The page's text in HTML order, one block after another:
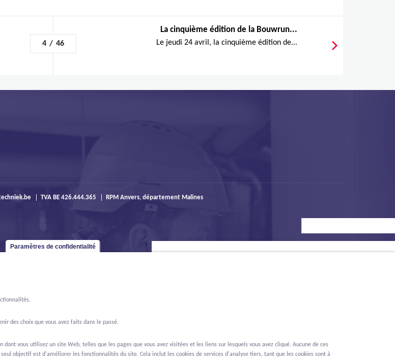
4 / 46
La cinquième édition de la Bouwrun...
Le jeudi 24 avril, la cinquième édition de...
TVA BE 426.444.365 RPM Anvers, département Malines
Paramètres de confidentialité
des choix que vous avez faits dans le passé.
vous utilisez un site Web, telles que les pages que vous avez visitées et les liens sur lesquels vous avez cliqué. Aucune de ces
objectif est d'améliorer les fonctionnalités du site. Cela inclut les cookies de services d'analyse tiers, tant que les cookies sont à